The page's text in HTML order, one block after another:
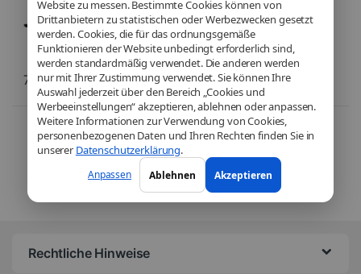
Website zu messen. Bestimmte Cookies können von
Drittanbietern zu statistischen oder Werbezwecken gesetzt
werden. Cookies, die für das ordnungsgemäße
Funktionieren der Website unbedingt erforderlich sind,
werden standardmäßig verwendet. Die anderen werden
nur mit Ihrer Zustimmung verwendet. Sie können Ihre
Auswahl jederzeit über den Bereich „Cookies und
Werbeeinstellungen“ akzeptieren, ablehnen oder anpassen.
Weitere Informationen zur Verwendung von Cookies,
personenbezogenen Daten und Ihren Rechten finden Sie in
unserer Datenschutzerklärung.
Anpassen Ablehnen Akzeptieren
772,38€
Voici le seul résultat
Rechtliche Hinweise